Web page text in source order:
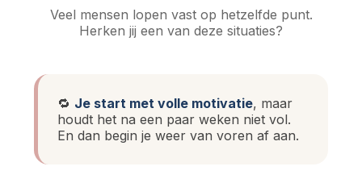
Veel mensen lopen vast op hetzelfde punt.
Herken jij een van deze situaties?
🔁 Je start met volle motivatie, maar
houdt het na een paar weken niet vol.
En dan begin je weer van voren af aan.